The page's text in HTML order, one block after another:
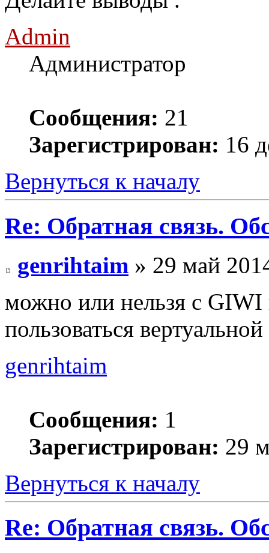
Admin
Администратор
Сообщения: 21
Зарегистрирован: 16
Вернуться к началу
Re: Обратная связь.
genrihtaim » 29 май
можно или нельзя с GIWI
пользоваться
genrihtaim
Сообщения: 1
Зарегистрирован: 29
Вернуться к началу
Re: Обратная связь.